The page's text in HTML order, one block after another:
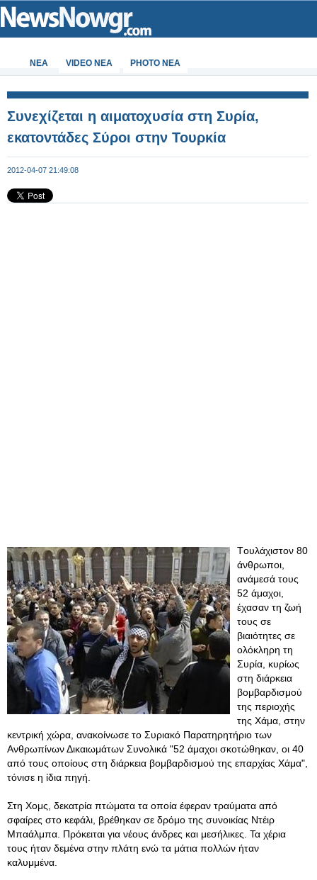
ΝΕΑ VIDEO NEA PHOTO NEA
Συνεχίζεται η αιματοχυσία στη Συρία,
εκατοντάδες Σύροι στην Τουρκία
2012-04-07 21:49:08
Tουλάχιστον 80
άνθρωποι,
ανάμεσά τους
52 άμαχοι,
έχασαν τη ζωή
τους σε
βιαιότητες σε
ολόκληρη τη
Συρία, κυρίως
στη διάρκεια
βομβαρδισμού
της περιοχής
της Χάμα, στην
κεντρική χώρα, ανακοίνωσε το Συριακό Παρατηρητήριο των
Ανθρωπίνων Δικαιωμάτων Συνολικά "52 άμαχοι σκοτώθηκαν, οι 40
από τους οποίους στη διάρκεια βομβαρδισμού της επαρχίας Χάμα",
τόνισε η ίδια πηγή.
Στη Χομς, δεκατρία πτώματα τα οποία έφεραν τραύματα από
σφαίρες στο κεφάλι, βρέθηκαν σε δρόμο της συνοικίας Ντέιρ
Μπαάλμπα. Πρόκειται για νέους άνδρες και μεσήλικες. Τα χέρια
τους ήταν δεμένα στην πλάτη ενώ τα μάτια πολλών ήταν
καλυμμένα.